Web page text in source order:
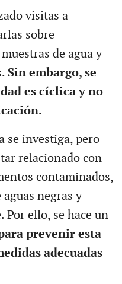
visitas a
sobre
de agua y
Sin embargo, se
es cíclica y no
se investiga, pero
relacionado con
contaminados,
negras y
Por ello, se hace un
prevenir esta
adecuadas